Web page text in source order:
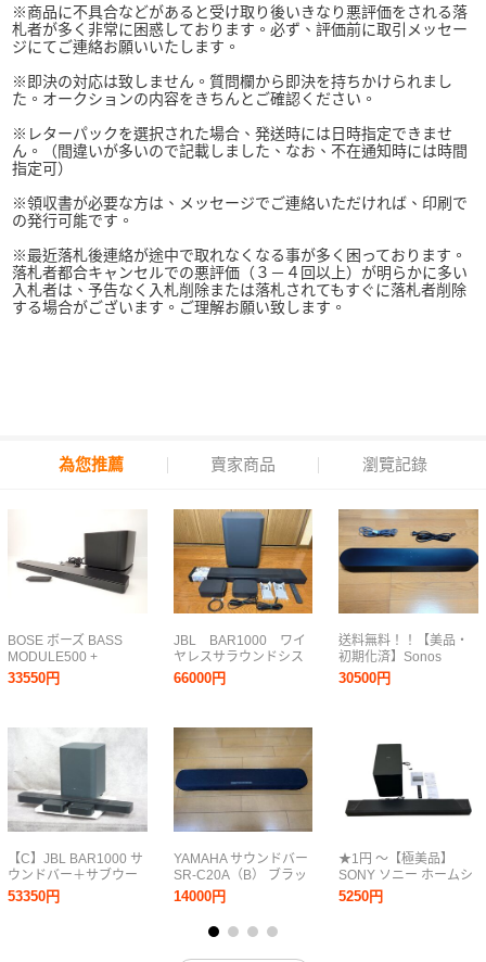
※商品に不具合などがあると受け取り後いきなり悪評価をされる落
札者が多く非常に困惑しております。必ず、評価前に取引メッセー
ジにてご連絡お願いいたします。
※即決の対応は致しません。質問欄から即決を持ちかけられまし
た。オークションの内容をきちんとご確認ください。
※レターパックを選択された場合、発送時には日時指定できませ
ん。（間違いが多いので記載しました、なお、不在通知時には時間
指定可）
※領収書が必要な方は、メッセージでご連絡いただければ、印刷で
の発行可能です。
※最近落札後連絡が途中で取れなくなる事が多く困っております。
落札者都合キャンセルでの悪評価（３－４回以上）が明らかに多い
入札者は、予告なく入札削除または落札されてもすぐに落札者削除
する場合がございます。ご理解お願い致します。
為您推薦 賣家商品 瀏覽記錄
BOSE ボーズ BASS
MODULE500 +
Soundbar 500 ベースモ
ジュール サウンドバー
33550円
【C】JBL BAR1000 サ
ウンドバー＋サブウー
ファー ホームシアター
システム 3348378
53350円
JBL BAR1000 ワイ
ヤレスサラウンドシス
テム 7.1.4ch対応 サ
ブウーファー付き
66000円
YAMAHA サウンドバー
SR-C20A（B） ブラッ
ク
14000円
送料無料！！【美品・
初期化済】Sonos
Beamスマートサウンド
バー Gen2 (第2世代) ブ
30500円
★1円 〜【極美品】
SONY ソニー ホームシ
アター システム サウン
ドバー SA-ST5000 音
5250円